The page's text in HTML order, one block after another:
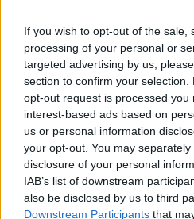
If you wish to opt-out of the sale,
processing of your personal or
targeted advertising by us,
section to confirm your
opt-out request is processed you
interest-based ads based on
us or personal information
your opt-out. You may
disclosure of your personal
IAB’s list of downstream
also be disclosed by us to third
Downstream Participants that
lavoro, di arricchire
attraverso una formazione
realizzazione di progetti che li
capacità di lavorare in gruppo e di
professorRossano Massai,
delegato al placement per
iniziativa si pone anche l’obiettivo
alla prosecuzione degli studi con
eccellenti orizzonti di carriera